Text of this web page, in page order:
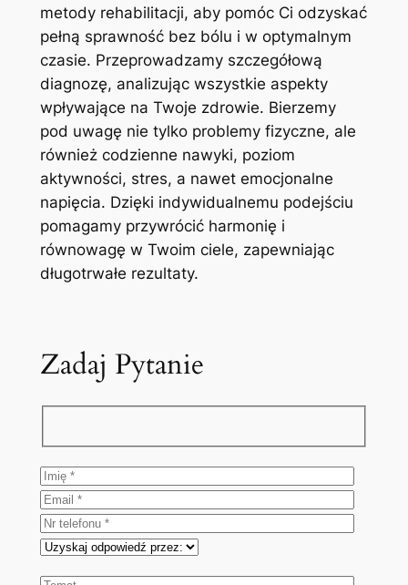
metody rehabilitacji, aby pomóc Ci odzyskać
pełną sprawność bez bólu i w optymalnym
czasie. Przeprowadzamy szczegółową
diagnozę, analizując wszystkie aspekty
wpływające na Twoje zdrowie. Bierzemy
pod uwagę nie tylko problemy fizyczne, ale
również codzienne nawyki, poziom
aktywności, stres, a nawet emocjonalne
napięcia. Dzięki indywidualnemu podejściu
pomagamy przywrócić harmonię i
równowagę w Twoim ciele, zapewniając
długotrwałe rezultaty.
Zadaj Pytanie